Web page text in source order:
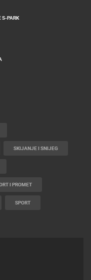
S-PARK
SKIJANJE I SNIJEG
I PROMET
SPORT